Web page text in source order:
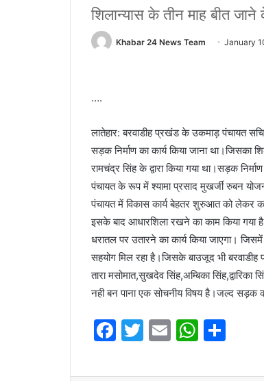
शिलान्यास के तीन माह बीत
Khabar 24 News Team January
….
लातेहार: बरवाडीह प्रखंड के उकमाड़ पंचायत
सड़क निर्माण का कार्य किया जाना था।जिसका
रामचंद्र सिंह के द्वारा किया गया था।सड़क
पंचायत के रूप में श्यामा प्रसाद मुखर्जी रुबन
पंचायत में विकास कार्य बेहतर शुरुआत को लेकर
इसके बाद आधारशिला रखने का काम किया गया
धरातल पर उतारने का कार्य किया जाएगा।
सहयोग मिल रहा है।जिसके बाउजूद भी बरवाडीह
तारा मसोमात,सुखदेव सिंह,अम्बिका
नही बन पाना एक सोचनीय विषय है।जल्द सड़क
F
c
T
itt
E
ai
W
at ar